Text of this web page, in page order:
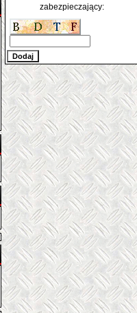
zabezpieczający: